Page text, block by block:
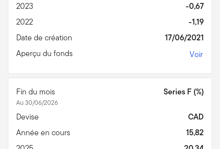
2023
-0,67
2022
-1,19
Date de création
17/06/2021
Aperçu du fonds
Voir
Fin du mois
Au 30/06/2026
Series F (%)
Devise
CAD
Année en cours
15,82